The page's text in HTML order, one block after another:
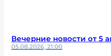
Вечерние новости от 5
05.08.2026, 21:00